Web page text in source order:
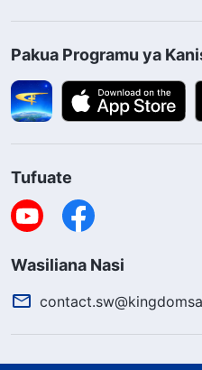
Pakua Programu ya
Tufuate
Wasiliana Nasi